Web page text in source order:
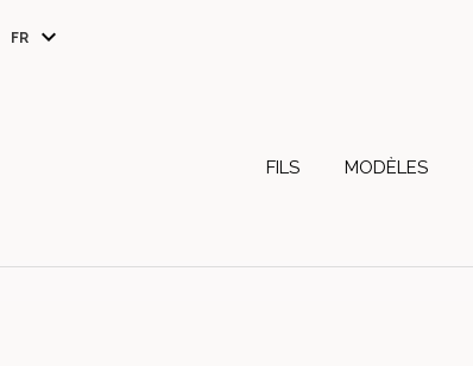
FR
expand_more
FILS MODÈLES